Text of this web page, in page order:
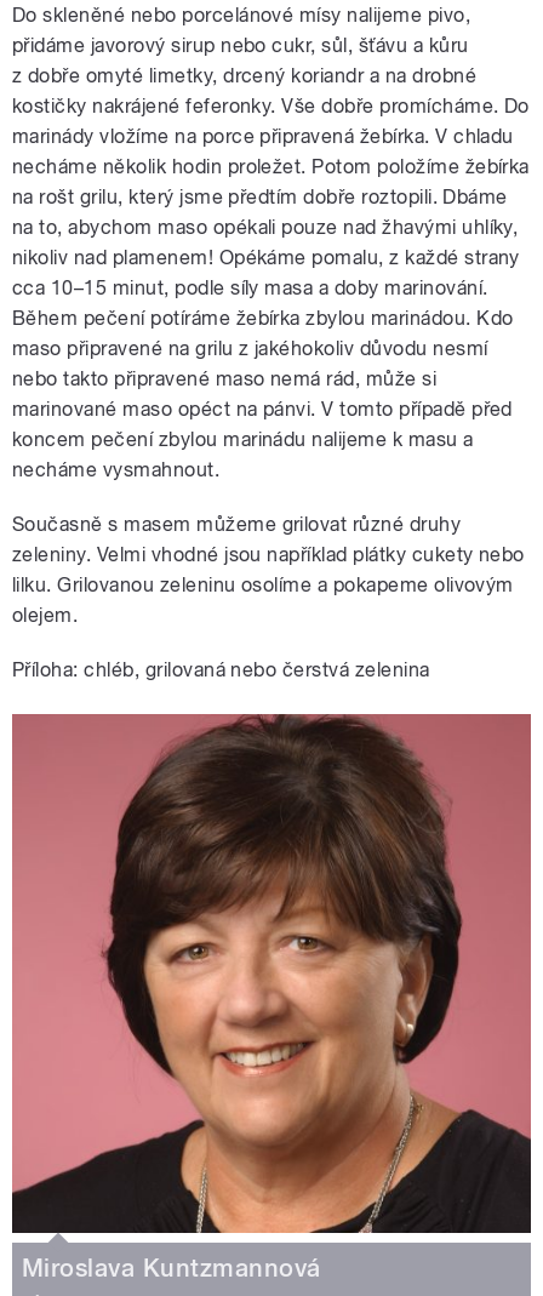
Do skleněné nebo porcelánové mísy nalijeme pivo,
přidáme javorový sirup nebo cukr, sůl, šťávu a kůru
z dobře omyté limetky, drcený koriandr a na drobné
kostičky nakrájené feferonky. Vše dobře promícháme. Do
marinády vložíme na porce připravená žebírka. V chladu
necháme několik hodin proležet. Potom položíme žebírka
na rošt grilu, který jsme předtím dobře roztopili. Dbáme
na to, abychom maso opékali pouze nad žhavými uhlíky,
nikoliv nad plamenem! Opékáme pomalu, z každé strany
cca 10–15 minut, podle síly masa a doby marinování.
Během pečení potíráme žebírka zbylou marinádou. Kdo
maso připravené na grilu z jakéhokoliv důvodu nesmí
nebo takto připravené maso nemá rád, může si
marinované maso opéct na pánvi. V tomto případě před
koncem pečení zbylou marinádu nalijeme k masu a
necháme vysmahnout.
Současně s masem můžeme grilovat různé druhy
zeleniny. Velmi vhodné jsou například plátky cukety nebo
lilku. Grilovanou zeleninu osolíme a pokapeme olivovým
olejem.
Příloha: chléb, grilovaná nebo čerstvá zelenina
Miroslava Kuntzmannová